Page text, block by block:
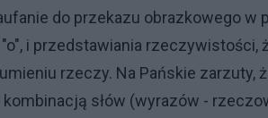
do przekazu obrazkowego w
i przedstawiania rzeczywistości,
rzeczy. Na Pańskie zarzuty,
słów (wyrazów -